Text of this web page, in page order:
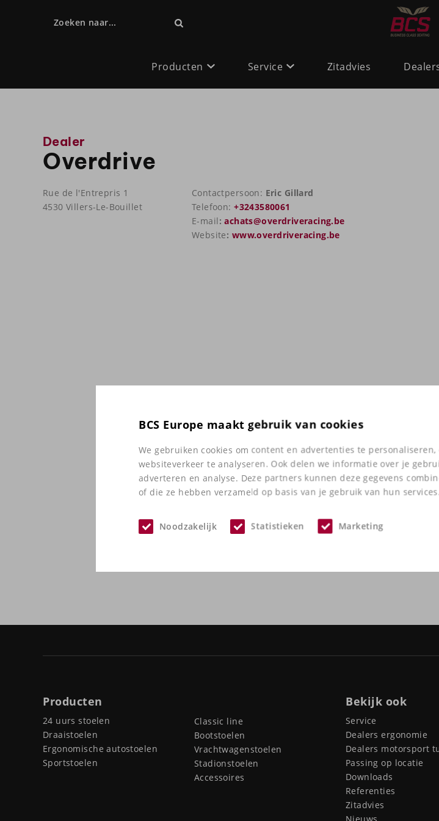
BCS Europe maakt gebruik van cookies
We gebruiken cookies om content en advertenties te
websiteverkeer te analyseren. Ook delen we informatie over je
adverteren en analyse. Deze partners kunnen deze gegevens
of die ze hebben verzameld op basis van je gebruik van hun
Noodzakelijk Statistieken Marketing
Zoeken naar...
Producten Service Zitadvies
Dealer
Overdrive
Rue de l'Entrepris 1
4530 Villers-Le-Bouillet
Contactpersoon: Eric Gillard
Telefoon:+3243580061
E-mail:achats@overdriveracing.be
Website: www.overdriveracing.be
Producten
24 uurs stoelen
Draaistoelen
Ergonomische autostoelen
Sportstoelen
Classic line
Bootstoelen
Vrachtwagenstoelen
Stadionstoelen
Accessoires
Bekijk ook
Service
Dealers ergonomie
Dealers motorsport
Passing op locatie
Downloads
Referenties
Zitadvies